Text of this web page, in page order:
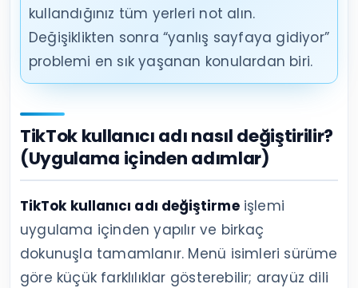
kullandığınız tüm yerleri not alın.
Değişiklikten sonra “yanlış sayfaya gidiyor”
problemi en sık yaşanan konulardan biri.
TikTok kullanıcı adı nasıl değiştirilir?
(Uygulama içinden adımlar)
TikTok kullanıcı adı değiştirmeişlemi
uygulama içinden yapılır ve birkaç
dokunuşla tamamlanır. Menü isimleri sürüme
göre küçük farklılıklar gösterebilir; arayüz dili